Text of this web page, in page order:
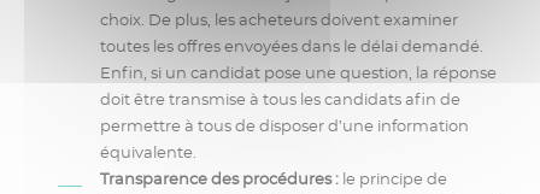
choix. De plus, les acheteurs doivent examiner
toutes les offres envoyées dans le délai demandé.
Enfin, si un candidat pose une question, la réponse
doit être transmise à tous les candidats afin de
permettre à tous de disposer d’une information
équivalente.
Transparence des procédures : le principe de